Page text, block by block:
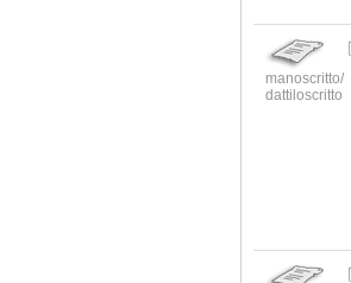
manoscritto/
dattiloscritto